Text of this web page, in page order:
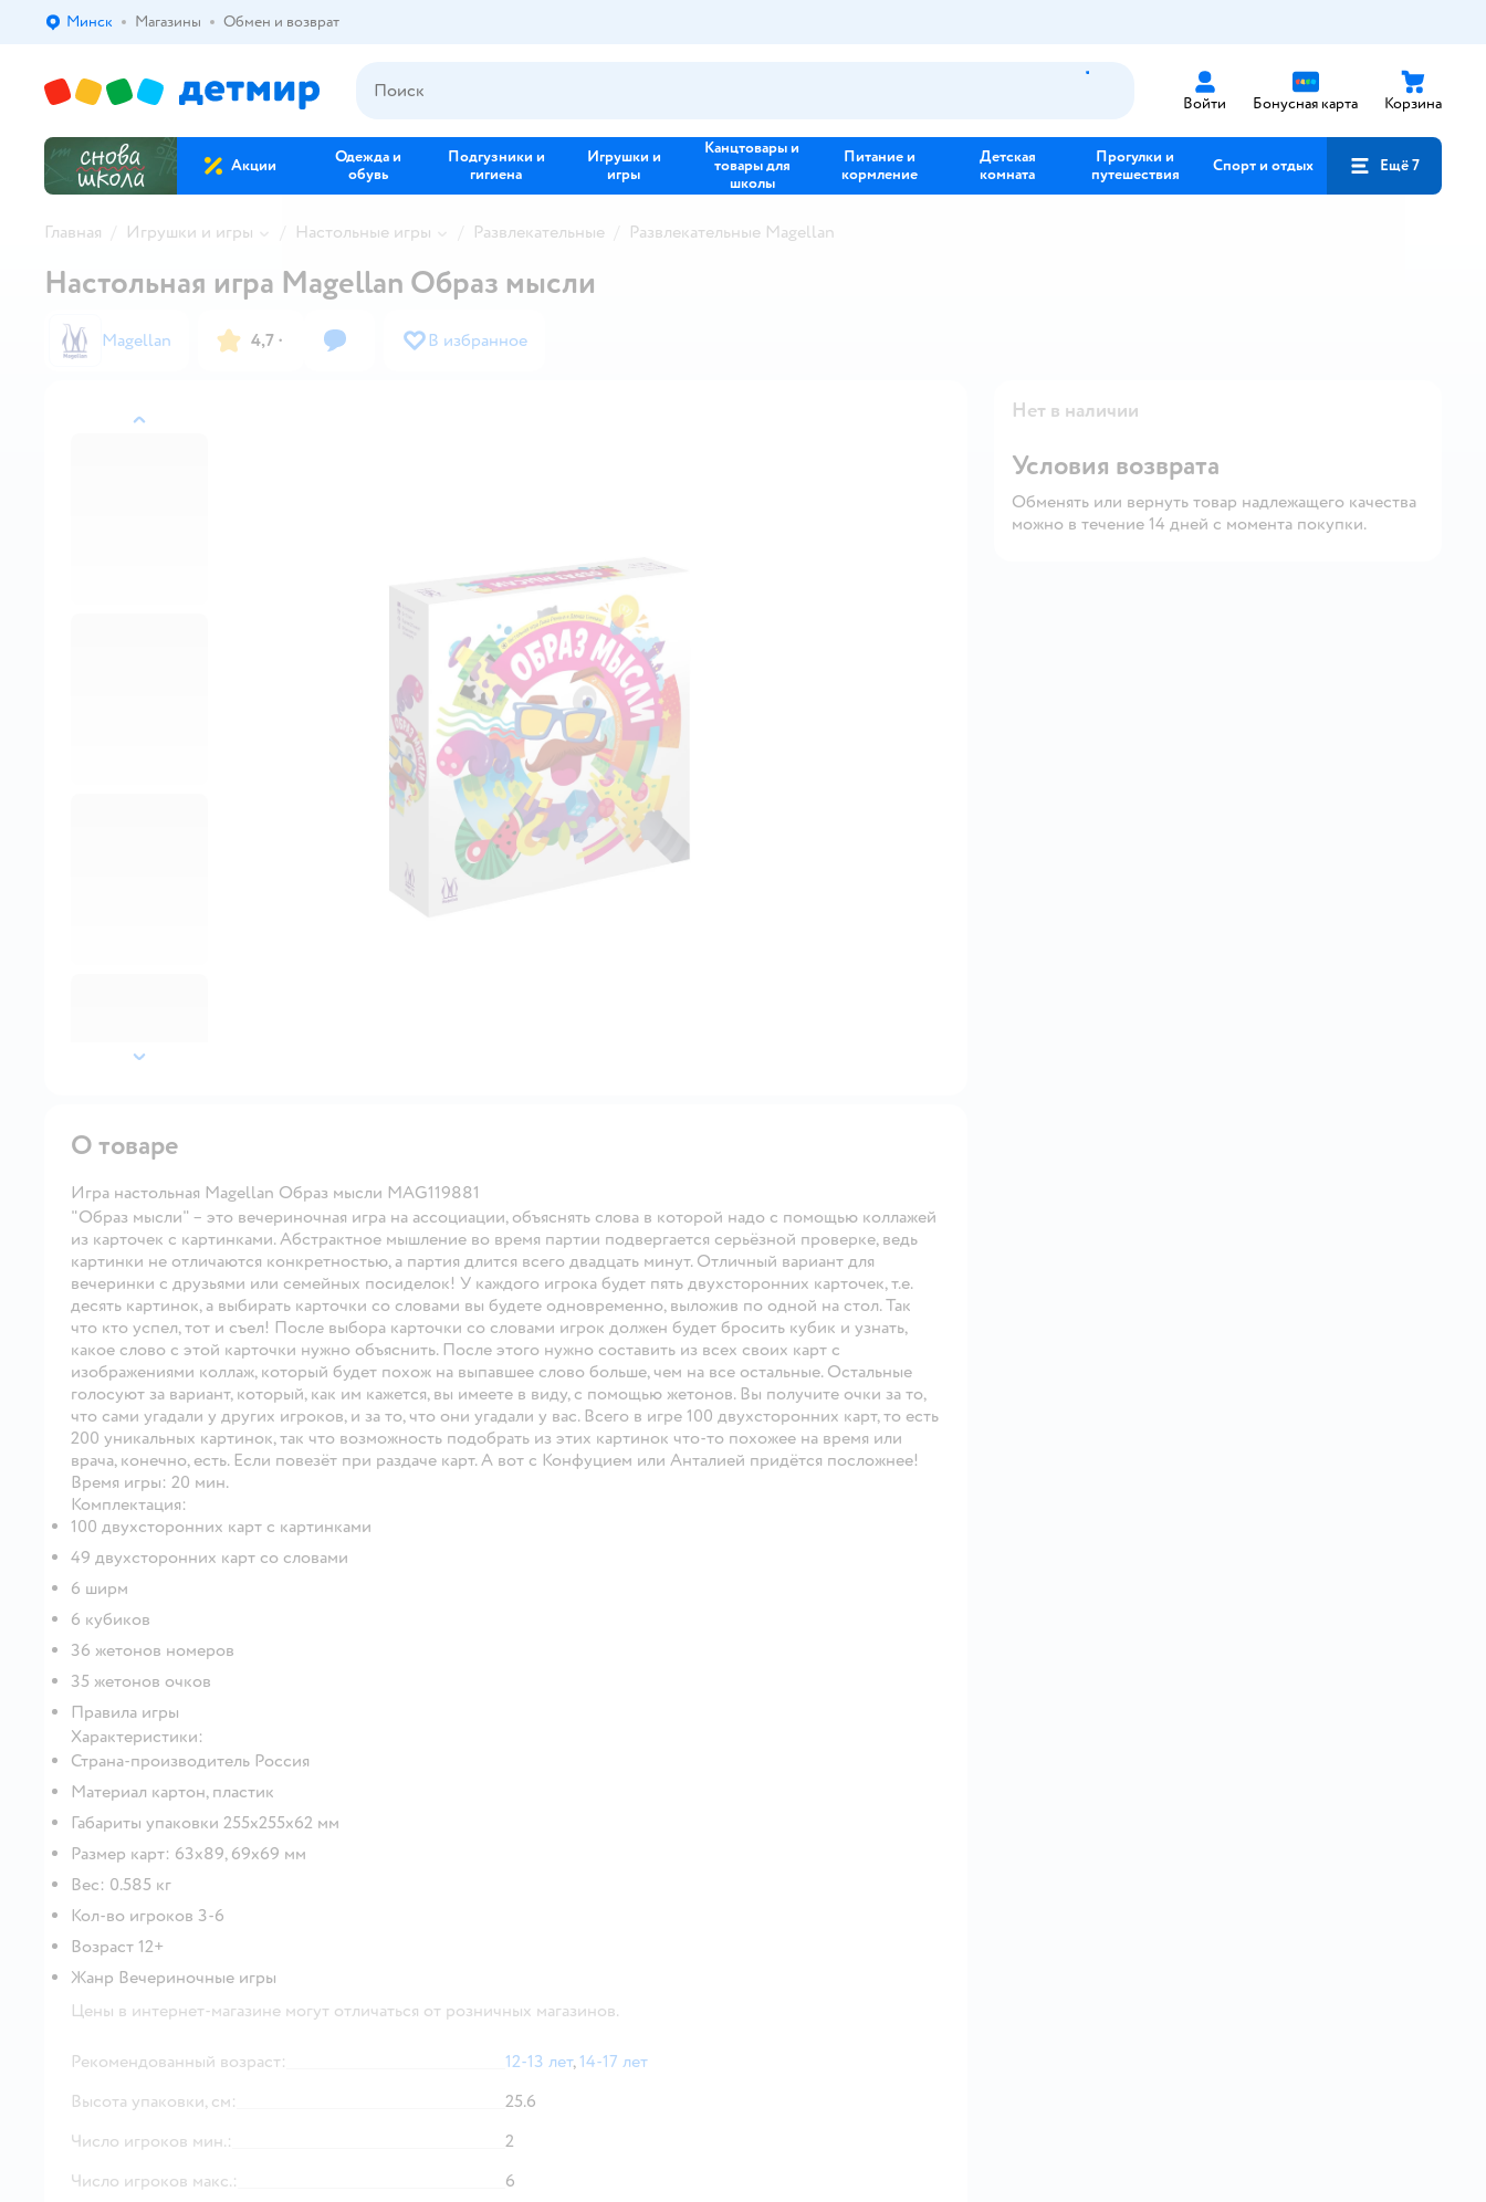
Выбор адреса доставки.
Минск Магазины Обмен и возврат
Войти Бонусная карта Корзина
Акции
Одежда и
обувь
Подгузники и
гигиена
Игрушки и
игры
Канцтовары и
товары для
школы
Питание и
кормление
Детская
комната
Прогулки и
путешествия
Спорт и отдых Ещё 7
Главная Игрушки и игры Настольные игры Развлекательные Развлекательные Magellan
назад
далее
Настольная игра Magellan Образ мысли
Magellan 4,7 · В избранное
Нет в наличии
Условия возврата
Обменять или вернуть товар надлежащего качества
можно в течение 14 дней с момента покупки.
О товаре
Игра настольная Magellan Образ мысли MAG119881
"Образ мысли" – это вечериночная игра на ассоциации, объяснять слова в которой надо с помощью коллажей
из карточек с картинками. Абстрактное мышление во время партии подвергается серьёзной проверке, ведь
картинки не отличаются конкретностью, а партия длится всего двадцать минут. Отличный вариант для
вечеринки с друзьями или семейных посиделок! У каждого игрока будет пять двухсторонних карточек, т.е.
десять картинок, а выбирать карточки со словами вы будете одновременно, выложив по одной на стол. Так
что кто успел, тот и съел! После выбора карточки со словами игрок должен будет бросить кубик и узнать,
какое слово с этой карточки нужно объяснить. После этого нужно составить из всех своих карт с
изображениями коллаж, который будет похож на выпавшее слово больше, чем на все остальные. Остальные
голосуют за вариант, который, как им кажется, вы имеете в виду, с помощью жетонов. Вы получите очки за то,
что сами угадали у других игроков, и за то, что они угадали у вас. Всего в игре 100 двухсторонних карт, то есть
200 уникальных картинок, так что возможность подобрать из этих картинок что-то похожее на время или
врача, конечно, есть. Если повезёт при раздаче карт. А вот с Конфуцием или Анталией придётся посложнее!
Время игры: 20 мин.
Комплектация:
100 двухсторонних карт с картинками
49 двухсторонних карт со словами
6 ширм
6 кубиков
36 жетонов номеров
35 жетонов очков
Правила игры
Характеристики:
Страна-производитель Россия
Материал картон, пластик
Габариты упаковки 255х255х62 мм
Размер карт: 63х89, 69х69 мм
Вес: 0.585 кг
Кол-во игроков 3-6
Возраст 12+
Жанр Вечериночные игры
Цены в интернет-магазине могут отличаться от розничных магазинов.
Рекомендованный возраст: 12-13 лет,14-17 лет
Высота упаковки, см:
25.6
Число игроков мин.:
2
Число игроков макс.:
6